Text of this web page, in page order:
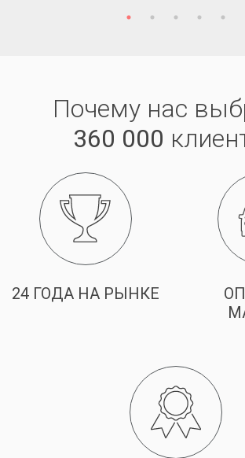
Почему нас
360 000
24 ГОДА НА РЫНКЕ